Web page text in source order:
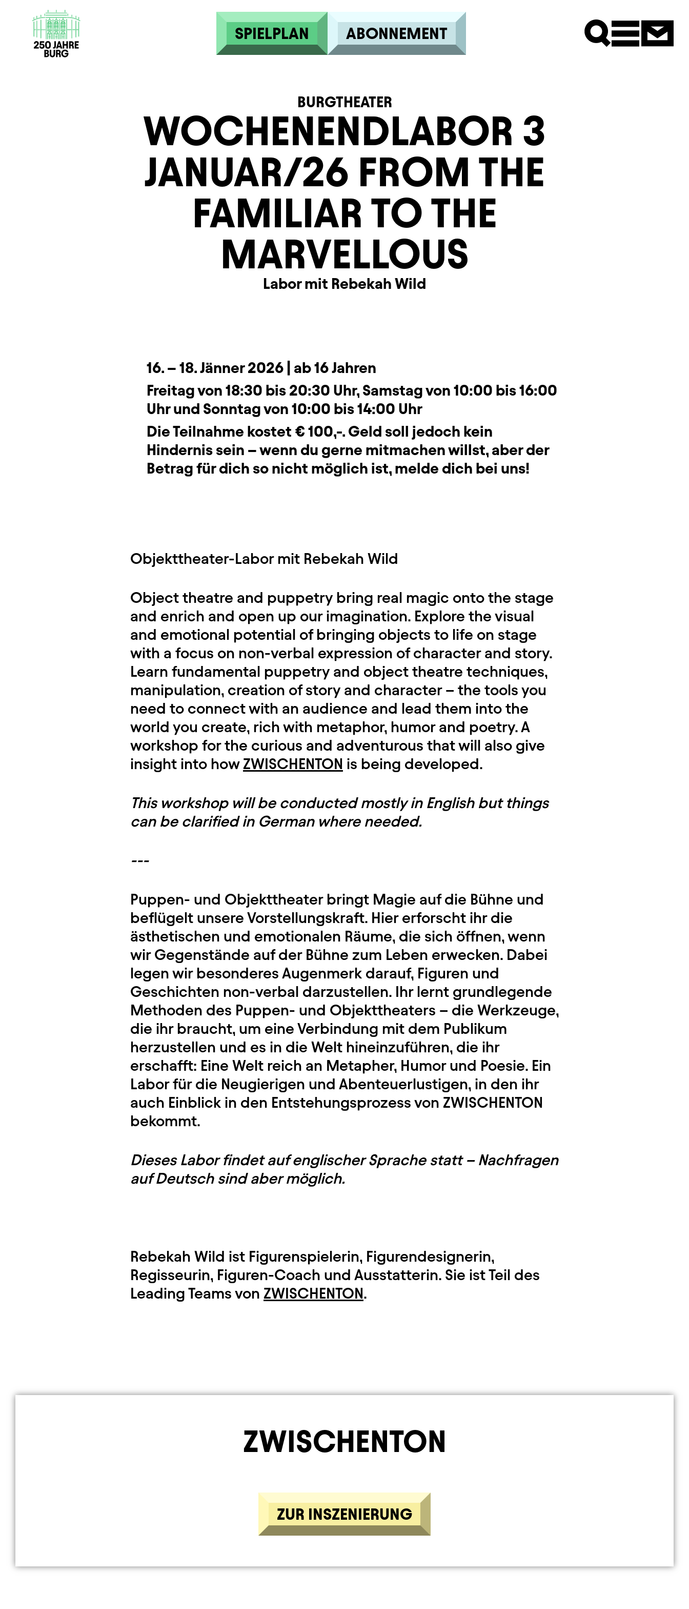
Direkt zum Inhalt
SPIELPLAN ABONNEMENT
WOCHENENDLABOR 3
JANUAR/26 FROM THE
FAMILIAR TO THE
MARVELLOUS
BURGTHEATER
Labor mit Rebekah Wild
16. – 18. Jänner 2026 | ab 16 Jahren
Freitag von 18:30 bis 20:30 Uhr, Samstag von 10:00 bis 16:00
Uhr und Sonntag von 10:00 bis 14:00 Uhr
Die Teilnahme kostet € 100,-. Geld soll jedoch kein
Hindernis sein – wenn du gerne mitmachen willst, aber der
Betrag für dich so nicht möglich ist, melde dich bei uns!
Objekttheater-Labor mit Rebekah Wild
Object theatre and puppetry bring real magic onto the stage
and enrich and open up our imagination. Explore the visual
and emotional potential of bringing objects to life on stage
with a focus on non-verbal expression of character and story.
Learn fundamental puppetry and object theatre techniques,
manipulation, creation of story and character – the tools you
need to connect with an audience and lead them into the
world you create, rich with metaphor, humor and poetry. A
workshop for the curious and adventurous that will also give
insight into howZWISCHENTON is being developed.
This workshop will be conducted mostly in English but things
can be clarified in German where needed.
---
Puppen- und Objekttheater bringt Magie auf die Bühne und
beflügelt unsere Vorstellungskraft. Hier erforscht ihr die
ästhetischen und emotionalen Räume, die sich öffnen, wenn
wir Gegenstände auf der Bühne zum Leben erwecken. Dabei
legen wir besonderes Augenmerk darauf, Figuren und
Geschichten non-verbal darzustellen. Ihr lernt grundlegende
Methoden des Puppen- und Objekttheaters – die Werkzeuge,
die ihr braucht, um eine Verbindung mit dem Publikum
herzustellen und es in die Welt hineinzuführen, die ihr
erschafft: Eine Welt reich an Metapher, Humor und Poesie. Ein
Labor für die Neugierigen und Abenteuerlustigen, in den ihr
auch Einblick in den Entstehungsprozess von ZWISCHENTON
bekommt.
Dieses Labor findet auf englischer Sprache statt – Nachfragen
auf Deutsch sind aber möglich.
Rebekah Wild ist Figurenspielerin, Figurendesignerin,
Regisseurin, Figuren-Coach und Ausstatterin. Sie ist Teil des
Leading Teams von ZWISCHENTON.
ZWISCHENTON
ZUR INSZENIERUNG